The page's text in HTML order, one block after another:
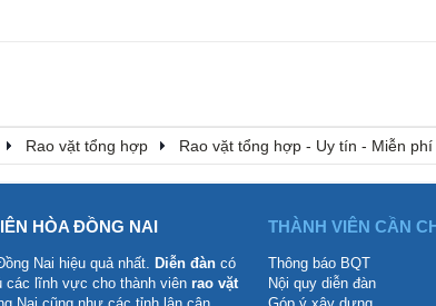
Rao vặt tổng hợp Rao vặt tổng hợp - Uy tín - Miễn phí
HÒA ĐỒNG NAI
Nai hiệu quả nhất. Diễn đàn có
các lĩnh vực cho thành viên rao vặt
THÀNH VIÊN CẦN
Thông báo BQT
Nội quy diễn đàn